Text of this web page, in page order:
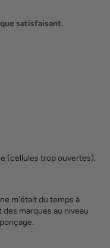
satisfaisant.
(cellules trop ouvertes).
m'était du temps à
marques au niveau